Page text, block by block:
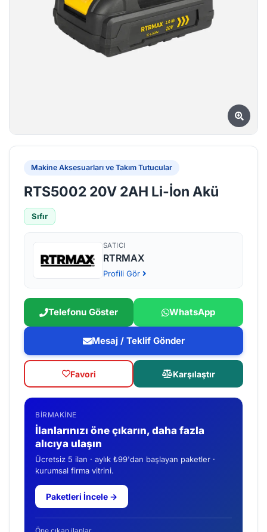
Makine Aksesuarları ve Takım Tutucular
RTS5002 20V 2AH Li-İon Akü
Sıfır
SATICI
RTRMAX
Profili Gör
Telefonu Göster WhatsApp
Mesaj / Teklif Gönder
Favori Karşılaştır
BIRMAKINE
İlanlarınızı öne çıkarın, daha fazla
alıcıya ulaşın
Ücretsiz 5 ilan · aylık ₺99'dan başlayan paketler ·
kurumsal firma vitrini.
Paketleri İncele →